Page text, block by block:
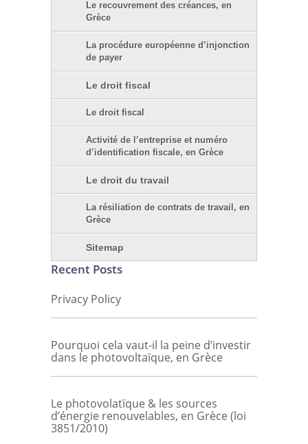
Le recouvrement des créances, en
Grèce
La procédure européenne d’injonction
de payer
Le droit fiscal
Le droit fiscal
Activité de l’entreprise et numéro
d’identification fiscale, en Grèce
Le droit du travail
La résiliation de contrats de travail, en
Grèce
Sitemap
Recent Posts
Privacy Policy
Pourquoi cela vaut-il la peine d’investir
dans le photovoltaïque, en Grèce
Le photovolatïque & les sources
d’énergie renouvelables, en Grèce (loi
3851/2010)